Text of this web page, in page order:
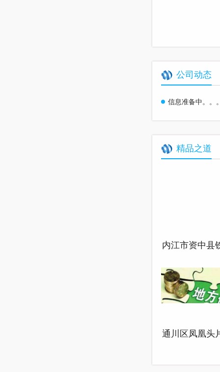
公司动态
信息准备中。。
精品之道
内江市资中县
柏龙村乡村振
规划
通川区凤凰头